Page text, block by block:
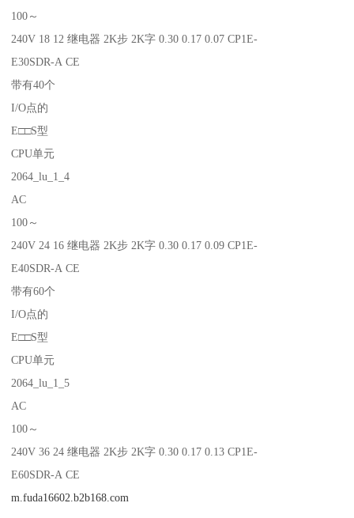
100～
240V 18 12 继电器 2K步 2K字 0.30 0.17 0.07 CP1E-
E30SDR-A CE
带有40个
I/O点的
E□□S型
CPU单元
2064_lu_1_4
AC
100～
240V 24 16 继电器 2K步 2K字 0.30 0.17 0.09 CP1E-
E40SDR-A CE
带有60个
I/O点的
E□□S型
CPU单元
2064_lu_1_5
AC
100～
240V 36 24 继电器 2K步 2K字 0.30 0.17 0.13 CP1E-
E60SDR-A CE
m.fuda16602.b2b168.com